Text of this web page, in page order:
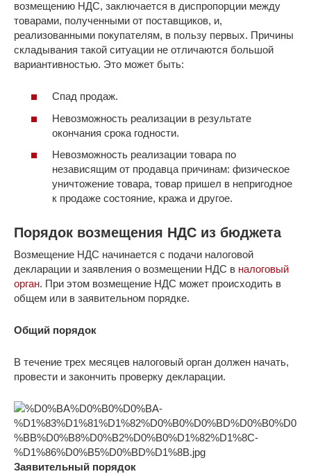
возмещению НДС, заключается в диспропорции между
товарами, полученными от поставщиков, и,
реализованными покупателям, в пользу первых. Причины
складывания такой ситуации не отличаются большой
вариантивностью. Это может быть:
Спад продаж.
Невозможность реализации в результате
окончания срока годности.
Невозможность реализации товара по
независящим от продавца причинам: физическое
уничтожение товара, товар пришел в непригодное
к продаже состояние, кража и другое.
Порядок возмещения НДС из бюджета
Возмещение НДС начинается с подачи налоговой
декларации и заявления о возмещении НДС в налоговый
орган. При этом возмещение НДС может происходить в
общем или в заявительном порядке.
Общий порядок
В течение трех месяцев налоговый орган должен начать,
провести и закончить проверку декларации.
Заявительный порядок